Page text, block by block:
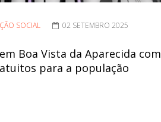
SOCIAL
02 SETEMBRO 2025
Boa Vista da Aparecida com
para a população